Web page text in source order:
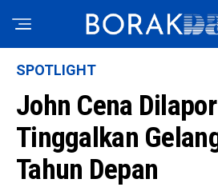
SPOTLIGHT
John Cena
Tinggalkan
Tahun Depan